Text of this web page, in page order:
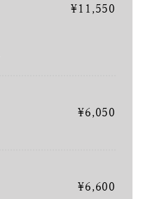
¥11,550
¥6,050
¥6,600